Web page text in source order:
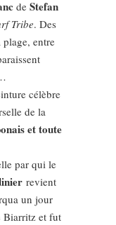
de Stefan
Tribe. Des
plage, entre
célèbre
de la
et toute
par qui le
revient
un jour
Biarritz et fut